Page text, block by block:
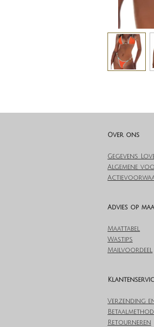
Over ons
Gegevens
Algemene
Advies op
Maattabel
Wastips
Mailvoordeel
Verzending
Retourneren